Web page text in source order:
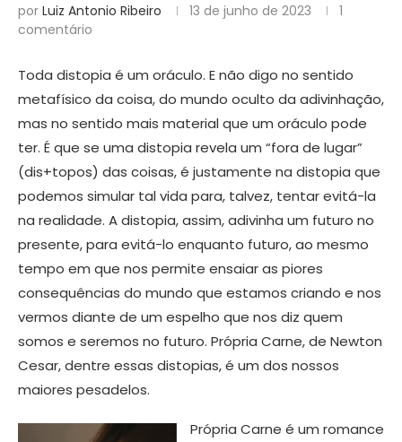
por Luiz Antonio Ribeiro 13 de junho de 2023
1
comentário
Toda distopia é um oráculo. E não digo no sentido
metafísico da coisa, do mundo oculto da adivinhação,
mas no sentido mais material que um oráculo pode
ter. É que se uma distopia revela um “fora de lugar”
(dis+topos) das coisas, é justamente na distopia que
podemos simular tal vida para, talvez, tentar evitá-la
na realidade. A distopia, assim, adivinha um futuro no
presente, para evitá-lo enquanto futuro, ao mesmo
tempo em que nos permite ensaiar as piores
consequências do mundo que estamos criando e nos
vermos diante de um espelho que nos diz quem
somos e seremos no futuro. Própria Carne, de Newton
Cesar, dentre essas distopias, é um dos nossos
maiores pesadelos.
Própria Carne é um romance